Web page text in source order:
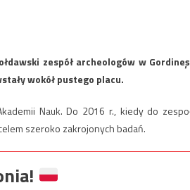
zespół archeologów w
wokół pustego placu.
Nauk. Do 2016 r., kiedy do
szeroko zakrojonych badań.